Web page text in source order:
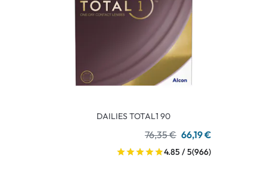
DAILIES TOTAL1 90
76,35 € 66,19 €
4.85 / 5(966)